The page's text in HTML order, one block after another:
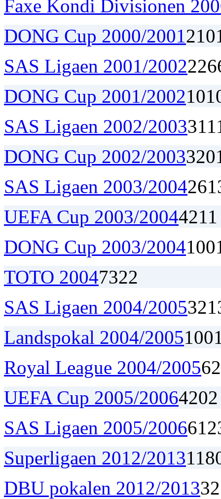
Faxe Kondi Divisionen
DONG Cup 2000/2001210
SAS Ligaen 2001/2002226
DONG Cup 2001/2002101
SAS Ligaen 2002/200331
DONG Cup 2002/2003320
SAS Ligaen 2003/200426
UEFA Cup 2003/20044211
DONG Cup 2003/2004100
TOTO 20047322
SAS Ligaen 2004/200532
Landspokal 2004/2005100
Royal League 2004/200562
UEFA Cup 2005/20064202
SAS Ligaen 2005/2006612
Superligaen 2012/2013118
DBU pokalen 2012/201332